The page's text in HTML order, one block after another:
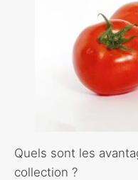
Quels sont les
collection ?